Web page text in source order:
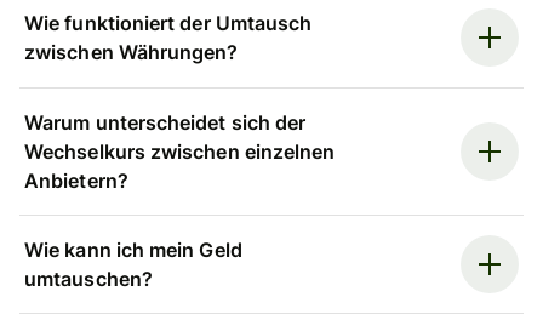
Wie funktioniert der Umtausch
zwischen Währungen?
Warum unterscheidet sich der
Wechselkurs zwischen einzelnen
Anbietern?
Wie kann ich mein Geld
umtauschen?